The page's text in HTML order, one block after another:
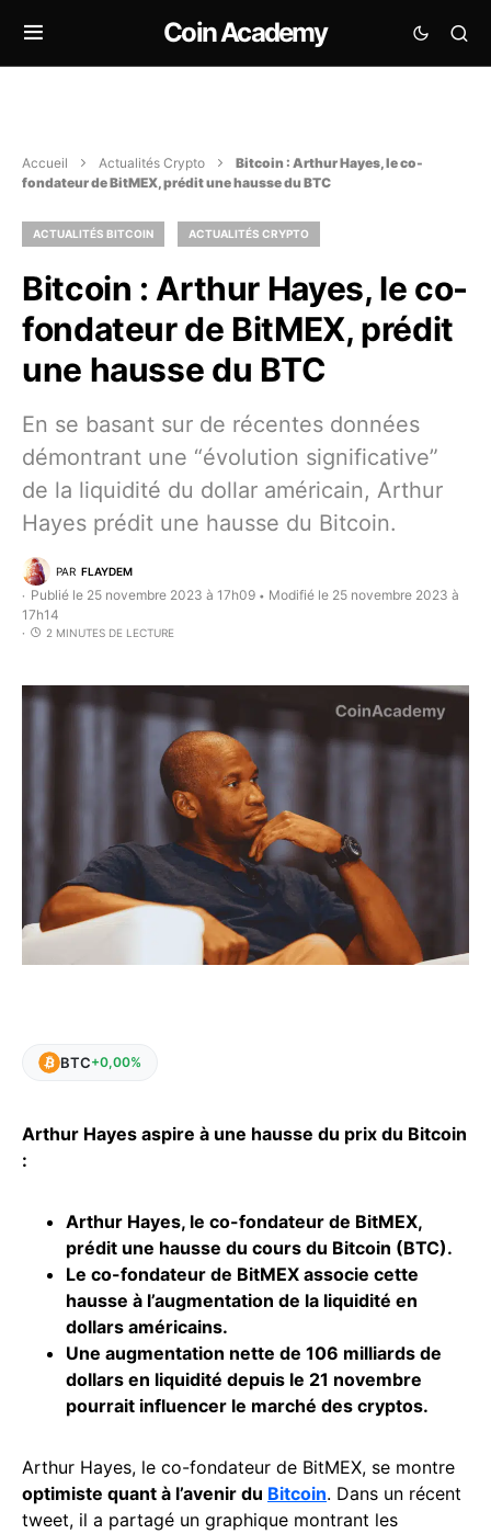
Coin Academy
Accueil Actualités Crypto
Bitcoin : Arthur Hayes, le co-
fondateur de BitMEX, prédit une hausse du BTC
ACTUALITÉS BITCOIN ACTUALITÉS CRYPTO
Bitcoin : Arthur Hayes, le co-
fondateur de BitMEX, prédit
une hausse du BTC
En se basant sur de récentes données
démontrant une “évolution significative”
de la liquidité du dollar américain, Arthur
Hayes prédit une hausse du Bitcoin.
PAR FLAYDEM
Publié le 25 novembre 2023 à 17h09 • Modifié le 25 novembre 2023 à
17h14
2 MINUTES DE LECTURE
BTC+0,00%
Arthur Hayes aspire à une hausse du prix du Bitcoin
:
Arthur Hayes, le co-fondateur de BitMEX,
prédit une hausse du cours du Bitcoin (BTC).
Le co-fondateur de BitMEX associe cette
hausse à l’augmentation de la liquidité en
dollars américains.
Une augmentation nette de 106 milliards de
dollars en liquidité depuis le 21 novembre
pourrait influencer le marché des cryptos.
Arthur Hayes, le co-fondateur de BitMEX, se montre
optimiste quant à l’avenir du Bitcoin. Dans un récent
tweet, il a partagé un graphique montrant les